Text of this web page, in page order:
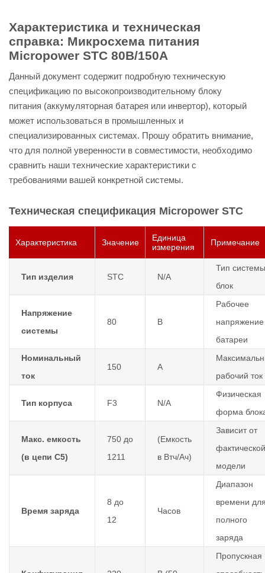
Характеристика и техническая
справка: Микросхема питания
Micropower STC 80В/150А
Данный документ содержит подробную техническую
спецификацию по высокопроизводительному блоку
питания (аккумуляторная батарея или инвертор), который
может использоваться в промышленных и
специализированных системах. Прошу обратить внимание,
что для полной уверенности в совместимости, необходимо
сравнить наши технические характеристики с
требованиями вашей конкретной системы.
Техническая спецификация Micropower STC
Характеристика Значение
Единица
измерения
Примечание
Тип изделия STC N/A
Тип
блок
Напряжение
системы
80 В
Рабочее
напряжение
батареи
Номинальный
ток
150 А
рабочий ток
Тип корпуса F3 N/A
Физическая
форма
Макс. емкость
(в цепи C5)
750 до
1211
(Емкость
в Втч/Ач)
Зависит от
фактической
модели
Время заряда
8 до
12
Часов
Диапазон
времени
полного
заряда
Пропускная